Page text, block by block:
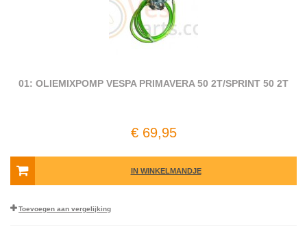
01: OLIEMIXPOMP VESPA PRIMAVERA 50 2T/SPRINT 50 2T
€ 69,95
IN WINKELMANDJE
Toevoegen aan vergelijking